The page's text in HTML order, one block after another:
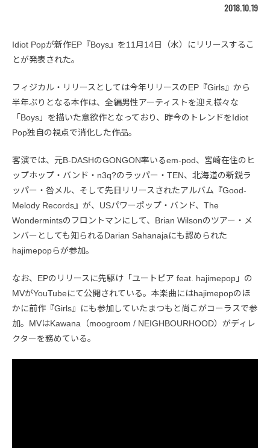
2018.10.19
Idiot Popが新作EP『Boys』を11月14日（水）にリリースするこ
とが発表された。
フィジカル・リリースとしては今年リリースのEP『Girls』から
半年ぶりとなる本作は、全編男性アーティストを迎え様々な
「Boys」を描いた意欲作となっており、昨今のトレンドをIdiot
Pop独自の視点で消化した作品。
客演では、元B-DASHのGONGON率いるem-pod、宮崎在住のヒ
ップホップ・バンド・n3q?のラッパー・TEN、北海道の新鋭ラ
ッパー・咎メル、そして先日リリースされたアルバム『Good-
Melody Records』が、USパワーポップ・バンド、The
Wondermintsのフロントマンにして、Brian Wilsonのツアー・メ
ンバーとしても知られるDarian Sahanajaにも認められた
hajimepopらが参加。
なお、EPのリリースに先駆け「ユートピア feat. hajimepop」の
MVがYouTubeにて公開されている。本楽曲にはhajimepopのほ
かに前作『Girls』にも参加していたまつもと尚こがコーラスで参
加。MVはKawana（moogroom / NEIGHBOURHOOD）がディレ
クターを務めている。